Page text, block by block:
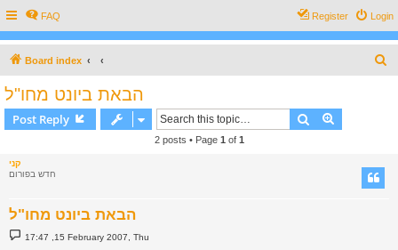
FAQ Login
Register
Board index
הבאת ביונט מחו"ל
Post Reply Search
2 posts • Page 1 of 1
קני
חדש בפורום
הבאת ביונט מחו"ל
P
o
17:47 ,15 February 2007, Thu